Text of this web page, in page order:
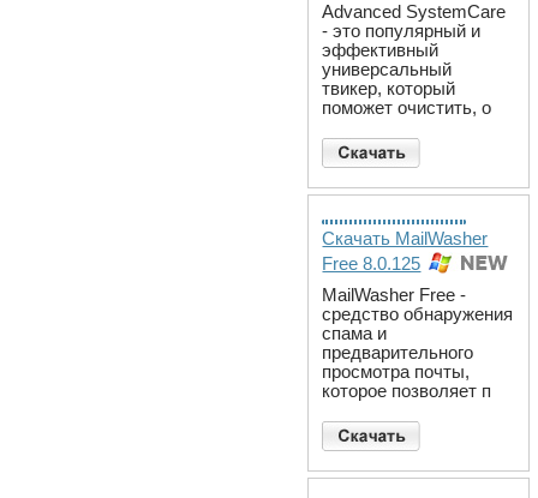
Advanced SystemCare
- это популярный и
эффективный
универсальный
твикер, который
поможет очистить, о
Скачать MailWasher
Free 8.0.125
MailWasher Free -
средство обнаружения
спама и
предварительного
просмотра почты,
которое позволяет п